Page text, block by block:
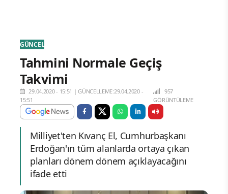
GÜNCEL
Tahmini Normale Geçiş
Takvimi
29.04.2020 - 15:51 |GÜNCELLEME:29.04.2020 -
15:51
957
GÖRÜNTÜLEME
Milliyet'ten Kıvanç El, Cumhurbaşkanı
Erdoğan'ın tüm alanlarda ortaya çıkan
planları dönem dönem açıklayacağını
ifade etti